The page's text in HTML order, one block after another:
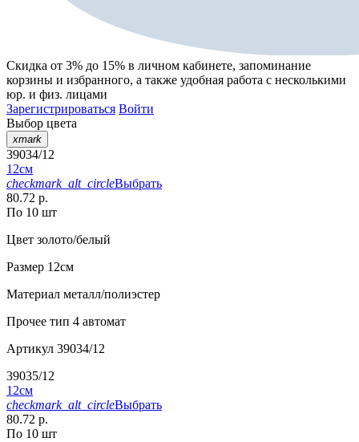
Скидка от 3% до 15% в личном кабинете, запоминание
корзины и избранного, а также удобная работа с несколькими
юр. и физ. лицами
Зарегистрироваться Войти
Выбор цвета
xmark
39034/12
12см
checkmark_alt_circleВыбрать
80.72 р.
По 10 шт
Цвет золото/белый
Размер 12см
Материал металл/полиэстер
Прочее тип 4 автомат
Артикул 39034/12
39035/12
12см
checkmark_alt_circleВыбрать
80.72 р.
По 10 шт